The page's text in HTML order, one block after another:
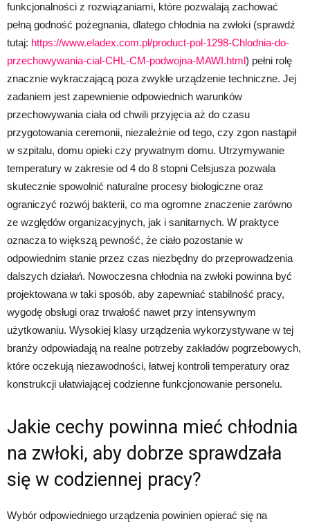
funkcjonalności z rozwiązaniami, które pozwalają zachować
pełną godność pożegnania, dlatego chłodnia na zwłoki (sprawdź
tutaj: https://www.eladex.com.pl/product-pol-1298-Chlodnia-do-
przechowywania-cial-CHL-CM-podwojna-MAWI.html) pełni rolę
znacznie wykraczającą poza zwykłe urządzenie techniczne. Jej
zadaniem jest zapewnienie odpowiednich warunków
przechowywania ciała od chwili przyjęcia aż do czasu
przygotowania ceremonii, niezależnie od tego, czy zgon nastąpił
w szpitalu, domu opieki czy prywatnym domu. Utrzymywanie
temperatury w zakresie od 4 do 8 stopni Celsjusza pozwala
skutecznie spowolnić naturalne procesy biologiczne oraz
ograniczyć rozwój bakterii, co ma ogromne znaczenie zarówno
ze względów organizacyjnych, jak i sanitarnych. W praktyce
oznacza to większą pewność, że ciało pozostanie w
odpowiednim stanie przez czas niezbędny do przeprowadzenia
dalszych działań. Nowoczesna chłodnia na zwłoki powinna być
projektowana w taki sposób, aby zapewniać stabilność pracy,
wygodę obsługi oraz trwałość nawet przy intensywnym
użytkowaniu. Wysokiej klasy urządzenia wykorzystywane w tej
branży odpowiadają na realne potrzeby zakładów pogrzebowych,
które oczekują niezawodności, łatwej kontroli temperatury oraz
konstrukcji ułatwiającej codzienne funkcjonowanie personelu.
Jakie cechy powinna mieć chłodnia
na zwłoki, aby dobrze sprawdzała
się w codziennej pracy?
Wybór odpowiedniego urządzenia powinien opierać się na